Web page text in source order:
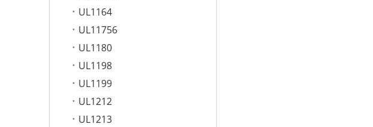
UL1164
UL11756
UL1180
UL1198
UL1199
UL1212
UL1213